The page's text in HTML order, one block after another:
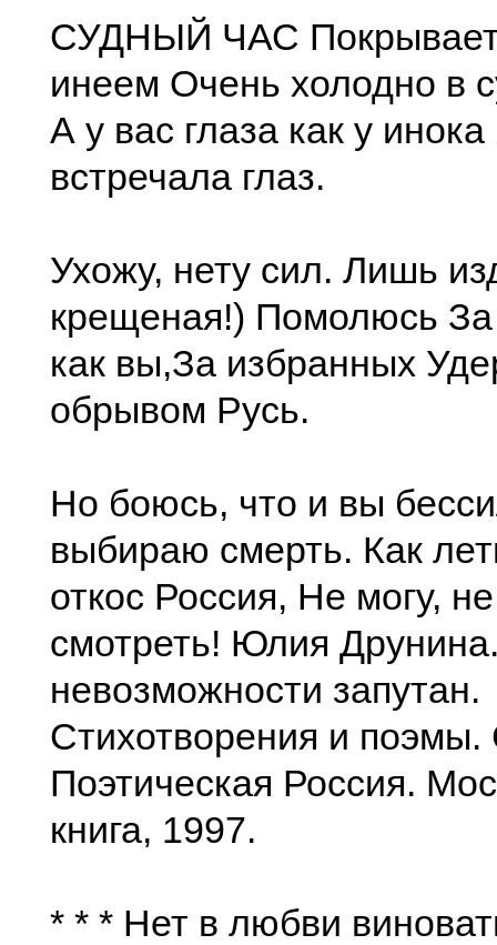
СУДНЫЙ ЧАС
инеем Очень холодно в
А у вас глаза как у
встречала глаз.
Ухожу, нету сил. Лишь
крещеная!) Помолюсь За
как вы,За избранных
обрывом Русь.
Но боюсь, что и вы
выбираю смерть. Как
откос Россия, Не могу,
смотреть! Юлия
невозможности запутан.
Стихотворения и поэмы.
Поэтическая Россия.
книга, 1997.
* * * Нет в любви